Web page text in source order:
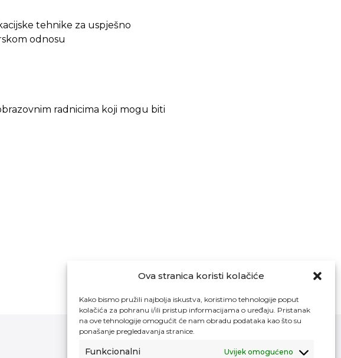
Ova stranica koristi kolačiće
Kako bismo pružili najbolja iskustva, koristimo tehnologije poput
kolačića za pohranu i/ili pristup informacijama o uređaju. Pristanak
na ove tehnologije omogućit će nam obradu podataka kao što su
ponašanje pregledavanja stranice.
Funkcionalni Uvijek omogućeno
tehnike za uspješno
odnosu
radnicima koji mogu biti